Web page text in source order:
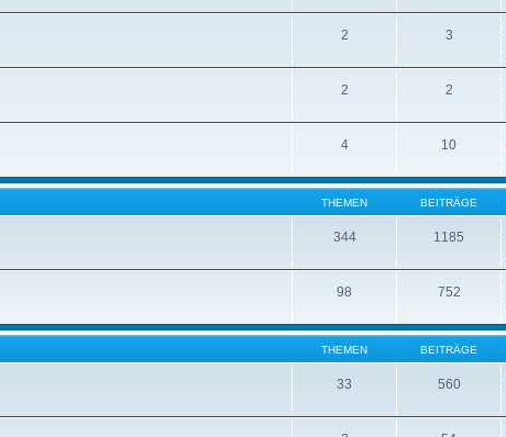
2 3
2 2
4 10
THEMEN BEITRÄGE
344 1185
98 752
THEMEN BEITRÄGE
33 560